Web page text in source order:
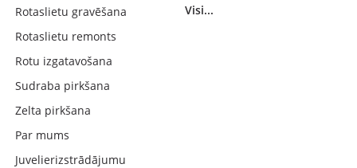
Rotaslietu gravēšana
Rotaslietu remonts
Rotu izgatavošana
Sudraba pirkšana
Zelta pirkšana
Par mums
Juvelierizstrādājumu
Visi...